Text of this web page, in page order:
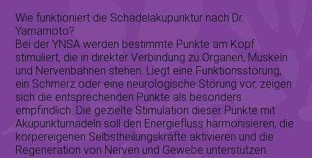
Wie funktioniert die Schädelakupunktur nach Dr.
Yamamoto?
Bei der YNSA werden bestimmte Punkte am Kopf
stimuliert, die in direkter Verbindung zu Organen, Muskeln
und Nervenbahnen stehen. Liegt eine Funktionsstörung,
ein Schmerz oder eine neurologische Störung vor, zeigen
sich die entsprechenden Punkte als besonders
empfindlich. Die gezielte Stimulation dieser Punkte mit
Akupunkturnadeln soll den Energiefluss harmonisieren, die
körpereigenen Selbstheilungskräfte aktivieren und die
Regeneration von Nerven und Gewebe unterstützen.